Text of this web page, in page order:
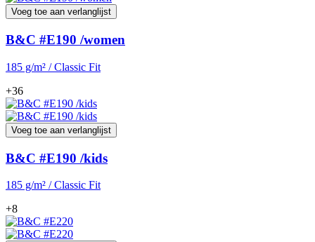
Voeg toe aan verlanglijst
B&C #E190 /women
185 g/m² / Classic Fit
+36
Voeg toe aan verlanglijst
B&C #E190 /kids
185 g/m² / Classic Fit
+8